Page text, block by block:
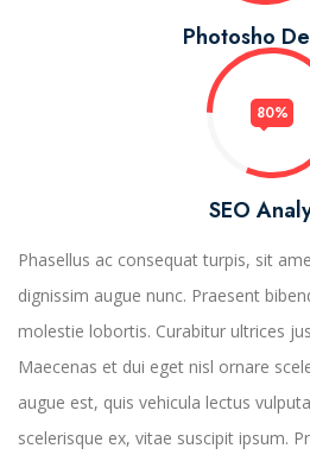
Photosho
80%
SEO
Phasellus ac consequat turpis, sit
dignissim augue nunc. Praesent
molestie lobortis. Curabitur ultrices
Maecenas et dui eget nisl ornare
augue est, quis vehicula lectus
scelerisque ex, vitae suscipit ipsum.